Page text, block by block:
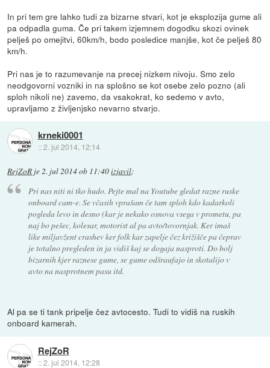
In pri tem gre lahko tudi za bizarne stvari, kot je eksplozija gume ali
pa odpadla guma. Če pri takem izjemnem dogodku skozi ovinek
pelješ po omejitvi, 60km/h, bodo posledice manjše, kot če pelješ 80
km/h.
Pri nas je to razumevanje na precej nizkem nivoju. Smo zelo
neodgovorni vozniki in na splošno se kot osebe zelo pozno (ali
sploh nikoli ne) zavemo, da vsakokrat, ko sedemo v avto,
upravljamo z življenjsko nevarno stvarjo.
krneki0001
::2. jul 2014, 12:14
RejZoR je2. jul 2014 ob 11:40izjavil:
Pri nas niti ni tko hudo. Pejte mal na Youtube gledat razne ruske
onboard cam-e. Se včasih vprašam če tam sploh kdo kadarkoli
pogleda levo in desno (kar je nekako osnova vsega v prometu, pa
naj bo pešec, kolesar, motorist al pa avto/tovornjak. Ker imaš
like miljavžent crashev ker folk kar zapelje čez križišče pa čeprav
je totalno pregleden in ja vidiš kaj se dogaja nasproti. Do bolj
bizarnih kjer raznese gume, se gume odšraufajo in skotalijo v
avto na nasprotnem pasu itd.
Al pa se ti tank pripelje čez avtocesto. Tudi to vidiš na ruskih
onboard kamerah.
RejZoR
::2. jul 2014, 12:28